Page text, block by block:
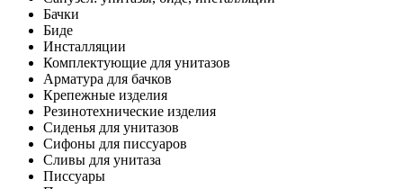
Бачки
Биде
Инсталляции
Комплектующие для унитазов
Арматура для бачков
Крепежные изделия
Резинотехнические изделия
Сиденья для унитазов
Сифоны для писсуаров
Сливы для унитаза
Писсуары